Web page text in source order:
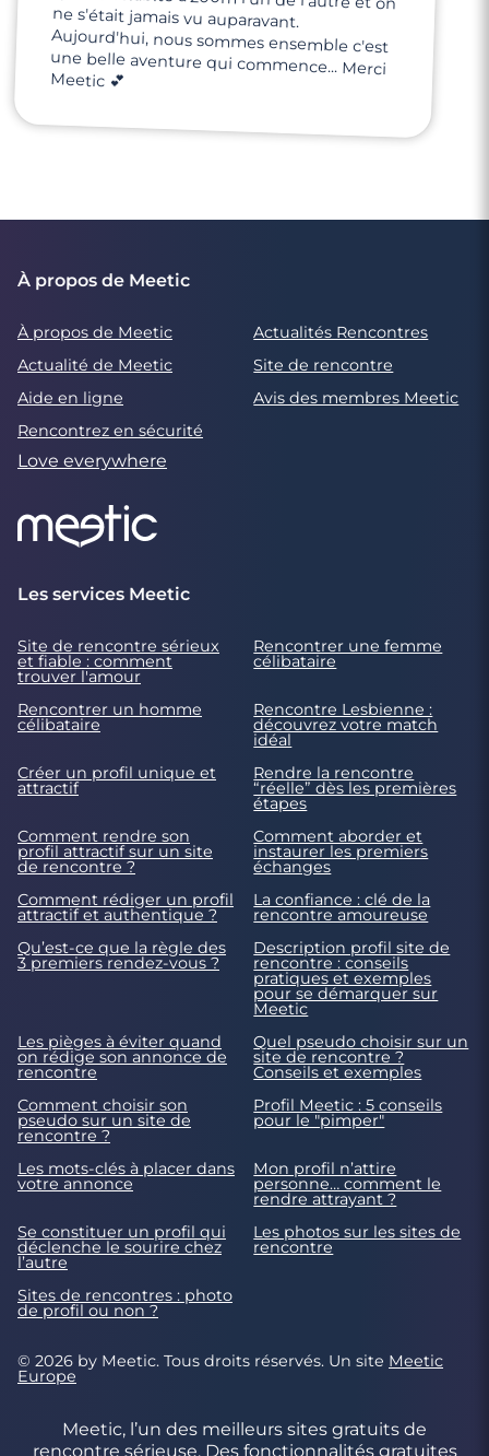
Meetic 💕
À propos de Meetic
À propos de Meetic
Actualités Rencontres
Actualité de Meetic
Site de rencontre
Aide en ligne
Avis des membres Meetic
Rencontrez en sécurité
Love everywhere
Les services Meetic
Site de rencontre sérieux
et fiable : comment
trouver l'amour
Rencontrer une femme
célibataire
Rencontrer un homme
célibataire
Rencontre Lesbienne :
découvrez votre match
idéal
Créer un profil unique et
attractif
Rendre la rencontre
“réelle” dès les premières
étapes
Comment rendre son
profil attractif sur un site
de rencontre ?
Comment aborder et
instaurer les premiers
échanges
Comment rédiger un profil
attractif et authentique ?
La confiance : clé de la
rencontre amoureuse
Qu’est-ce que la règle des
3 premiers rendez-vous ?
Description profil site de
rencontre : conseils
pratiques et exemples
pour se démarquer sur
Meetic
Les pièges à éviter quand
on rédige son annonce de
rencontre
Quel pseudo choisir sur un
site de rencontre ?
Conseils et exemples
Comment choisir son
pseudo sur un site de
rencontre ?
Profil Meetic : 5 conseils
pour le "pimper"
Les mots-clés à placer dans
votre annonce
Mon profil n’attire
personne… comment le
rendre attrayant ?
Se constituer un profil qui
déclenche le sourire chez
l’autre
Les photos sur les sites de
rencontre
Sites de rencontres : photo
de profil ou non ?
© 2026 by Meetic. Tous droits réservés. Un site Meetic
Europe
Meetic, l’un des meilleurs sites gratuits de
rencontre sérieuse. Des fonctionnalités gratuites